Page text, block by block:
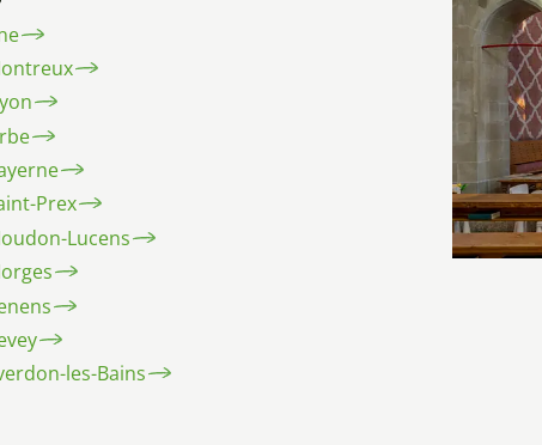
Prex
Lucens
les-Bains